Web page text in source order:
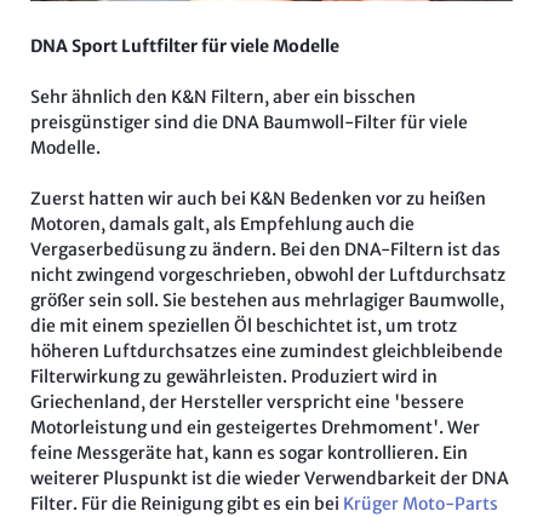
DNA Sport Luftfilter für viele Modelle
Sehr ähnlich den K&N Filtern, aber ein bisschen
preisgünstiger sind die DNA Baumwoll-Filter für viele
Modelle.
Zuerst hatten wir auch bei K&N Bedenken vor zu heißen
Motoren, damals galt, als Empfehlung auch die
Vergaserbedüsung zu ändern. Bei den DNA-Filtern ist das
nicht zwingend vorgeschrieben, obwohl der Luftdurchsatz
größer sein soll. Sie bestehen aus mehrlagiger Baumwolle,
die mit einem speziellen Öl beschichtet ist, um trotz
höheren Luftdurchsatzes eine zumindest gleichbleibende
Filterwirkung zu gewährleisten. Produziert wird in
Griechenland, der Hersteller verspricht eine 'bessere
Motorleistung und ein gesteigertes Drehmoment'. Wer
feine Messgeräte hat, kann es sogar kontrollieren. Ein
weiterer Pluspunkt ist die wieder Verwendbarkeit der DNA
Filter. Für die Reinigung gibt es ein bei Krüger Moto-Parts